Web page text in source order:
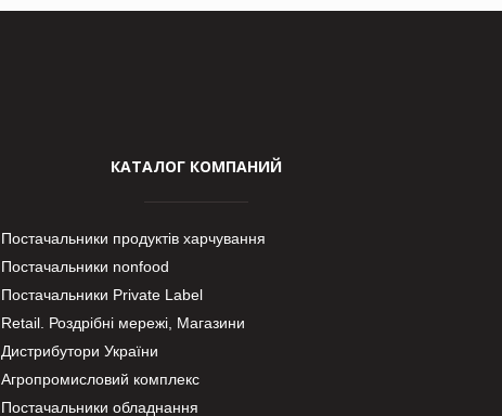
КАТАЛОГ КОМПАНИЙ
Постачальники продуктів харчування
Постачальники nonfood
Постачальники Private Label
Retail. Роздрібні мережі, Магазини
Дистрибутори України
Агропромисловий комплекс
Постачальники обладнання